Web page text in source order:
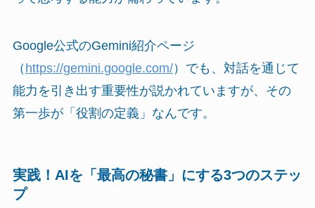
Google公式のGemini紹介ページ
（ https://gemini.google.com/）でも、対話を通じて
能力を引き出す重要性が説かれていますが、その
第一歩が「役割の定義」なんです。
実践！AIを「最高の秘書」にする3つのステッ
プ